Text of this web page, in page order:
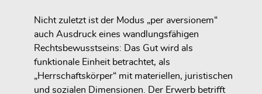
Nicht zuletzt ist der Modus „per aversionem“
auch Ausdruck eines wandlungsfähigen
Rechtsbewusstseins: Das Gut wird als
funktionale Einheit betrachtet, als
„Herrschaftskörper“ mit materiellen, juristischen
und sozialen Dimensionen. Der Erwerb betrifft